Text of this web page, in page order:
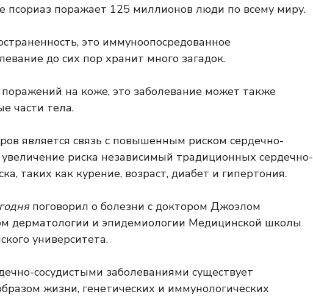
псориаз поражает 125 миллионов люди по всему миру.
это иммуноопосредованное
до сих пор хранит много загадок.
на коже, это заболевание может также
части тела.
является связь с повышенным риском сердечно-
риска независимый традиционных сердечно-
таких как курение, возраст, диабет и гипертония.
поговорил о болезни с доктором Джоэлом
дерматологии и эпидемиологии Медицинской школы
университета.
сосудистыми заболеваниями существует
жизни, генетических и иммунологических